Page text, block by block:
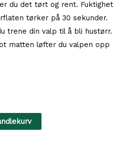
du det tørt og rent. Fuktighet
tørker på 30 sekunder.
trene din valp til å bli hustørr.
matten løfter du valpen opp